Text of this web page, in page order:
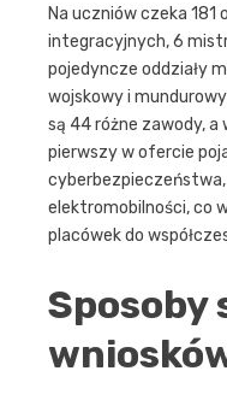
Na uczniów czeka 181
integracyjnych, 6
pojedyncze oddziały
wojskowy i
są 44 różne zawody, a
pierwszy w ofercie
elektromobilności, co
placówek do
Sposoby